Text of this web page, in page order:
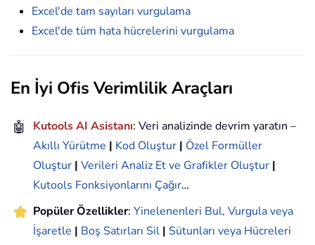
Excel'de tam sayıları vurgulama
Excel'de tüm hata hücrelerini vurgulama
En İyi Ofis Verimlilik Araçları
🤖 Kutools AI Asistanı: Veri analizinde devrim yaratın –
Akıllı Yürütme | Kod Oluştur | Özel Formüller
Oluştur | Verileri Analiz Et ve Grafikler Oluştur |
Kutools Fonksiyonlarını Çağır…
Popüler Özellikler: Yinelenenleri Bul, Vurgula veya
İşaretle | Boş Satırları Sil | Sütunları veya Hücreleri